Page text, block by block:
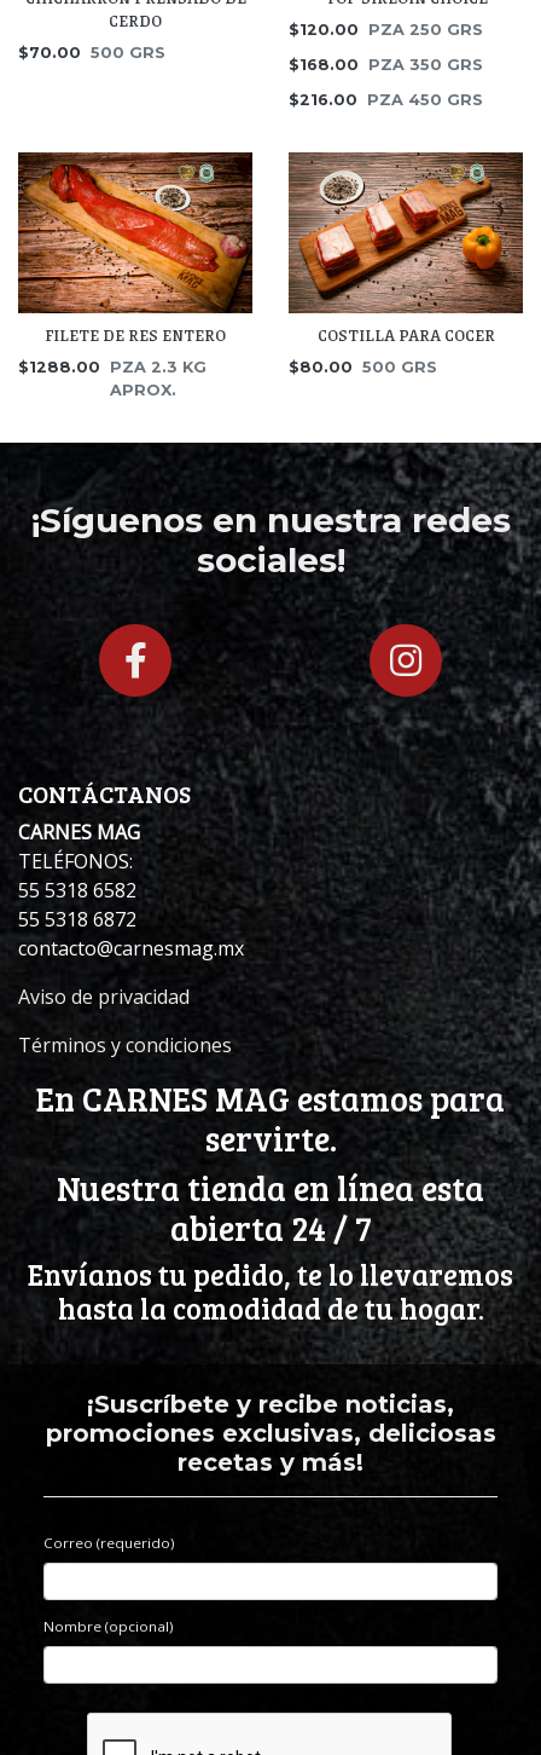
CERDO
$70.00 500 GRS
$120.00
PZA 250 GRS
$168.00
PZA 350 GRS
$216.00
PZA 450 GRS
FILETE DE RES ENTERO
$1288.00
PZA 2.3 KG
APROX.
COSTILLA PARA COCER
$80.00 500 GRS
¡Síguenos en nuestra redes
sociales!
CONTÁCTANOS
CARNES MAG
TELÉFONOS:
55 5318 6582
55 5318 6872
contacto@carnesmag.mx
Aviso de privacidad
Términos y condiciones
En CARNES MAG estamos para
servirte.
Nuestra tienda en línea esta
abierta 24 / 7
Envíanos tu pedido, te lo llevaremos
hasta la comodidad de tu hogar.
¡Suscríbete y recibe noticias,
promociones exclusivas, deliciosas
recetas y más!
Correo (requerido)
Nombre (opcional)